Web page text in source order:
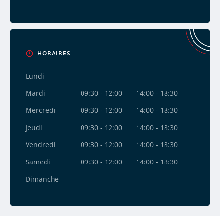
HORAIRES
Lundi
Mardi
09:30 - 12:00
14:00 - 18:30
Mercredi
09:30 - 12:00
14:00 - 18:30
Jeudi
09:30 - 12:00
14:00 - 18:30
Vendredi
09:30 - 12:00
14:00 - 18:30
Samedi
09:30 - 12:00
14:00 - 18:30
Dimanche